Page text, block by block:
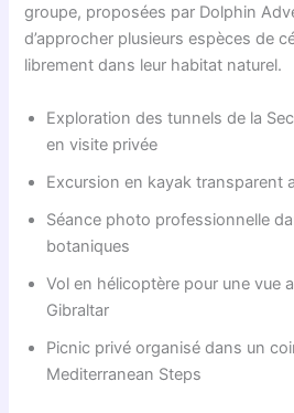
groupe, proposées par Dolphin
d’approcher plusieurs espèces de
librement dans leur habitat naturel.
Exploration des tunnels de la
en visite privée
Excursion en kayak transparent
Séance photo professionnelle
botaniques
Vol en hélicoptère pour une vue
Gibraltar
Picnic privé organisé dans un
Mediterranean Steps